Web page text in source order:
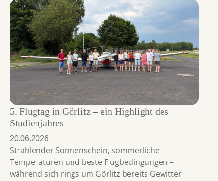
5. Flugtag in Görlitz – ein Highlight des
Studienjahres
20.06.2026
Strahlender Sonnenschein, sommerliche
Temperaturen und beste Flugbedingungen –
während sich rings um Görlitz bereits Gewitter